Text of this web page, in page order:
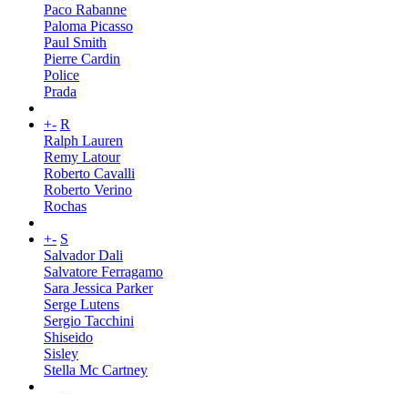
Paco Rabanne
Paloma Picasso
Paul Smith
Pierre Cardin
Police
Prada
+- R
Ralph Lauren
Remy Latour
Roberto Cavalli
Roberto Verino
Rochas
+- S
Salvador Dali
Salvatore Ferragamo
Sara Jessica Parker
Serge Lutens
Sergio Tacchini
Shiseido
Sisley
Stella Mc Cartney